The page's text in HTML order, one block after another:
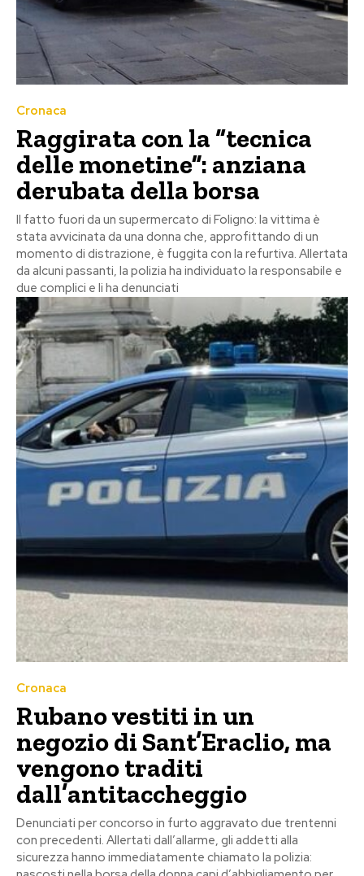
Cronaca
Raggirata con la “tecnica
delle monetine”: anziana
derubata della borsa
Il fatto fuori da un supermercato di Foligno: la vittima è
stata avvicinata da una donna che, approfittando di un
momento di distrazione, è fuggita con la refurtiva. Allertata
da alcuni passanti, la polizia ha individuato la responsabile e
due complici e li ha denunciati
Cronaca
Rubano vestiti in un
negozio di Sant’Eraclio, ma
vengono traditi
dall’antitaccheggio
Denunciati per concorso in furto aggravato due trentenni
con precedenti. Allertati dall’allarme, gli addetti alla
sicurezza hanno immediatamente chiamato la polizia: